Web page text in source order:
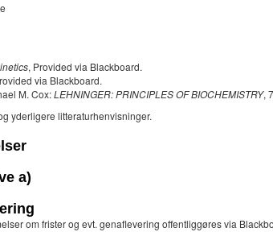
, Provided via Blackboard.
via Blackboard.
M. Cox:LEHNINGER: PRINCIPLES OF BIOCHEMISTRY,
yderligere litteraturhenvisninger.
a)
om frister og evt. genaflevering offentliggøres via